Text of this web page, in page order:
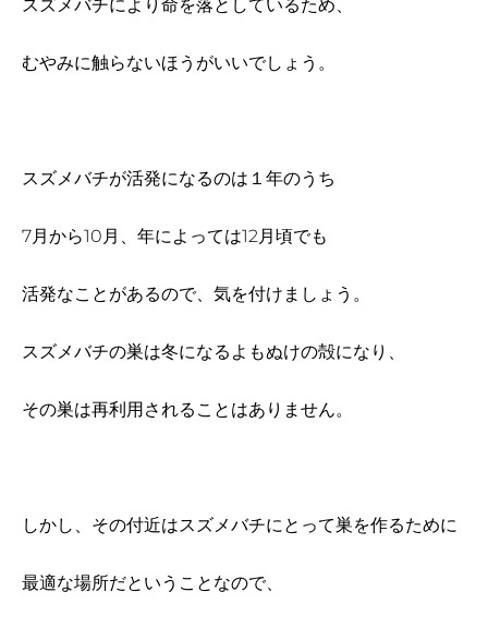
スズメバチにより命を落としているため、
むやみに触らないほうがいいでしょう。
スズメバチが活発になるのは１年のうち
7月から10月、年によっては12月頃でも
活発なことがあるので、気を付けましょう。
スズメバチの巣は冬になるよもぬけの殻になり、
その巣は再利用されることはありません。
しかし、その付近はスズメバチにとって巣を作るために
最適な場所だということなので、